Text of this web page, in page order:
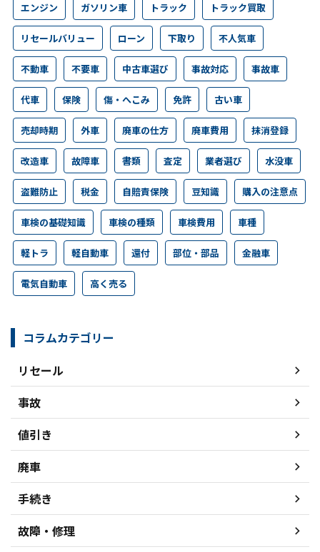
エンジン ガソリン車 トラック トラック買取
リセールバリュー ローン 下取り 不人気車
不動車 不要車 中古車選び 事故対応 事故車
代車 保険 傷・へこみ 免許 古い車
売却時期 外車 廃車の仕方 廃車費用 抹消登録
改造車 故障車 書類 査定 業者選び 水没車
盗難防止 税金 自賠責保険 豆知識 購入の注意点
車検の基礎知識 車検の種類 車検費用 車種
軽トラ 軽自動車 還付 部位・部品 金融車
電気自動車 高く売る
コラムカテゴリー
リセール
事故
値引き
廃車
手続き
故障・修理